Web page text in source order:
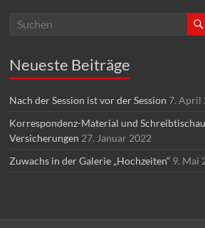
Neueste Beiträge
Nach der Session ist vor der Session 7. April
Korrespondenz-Material und
Versicherungen 27. Januar 2022
Zuwachs in der Galerie „Hochzeiten“ 9. Mai